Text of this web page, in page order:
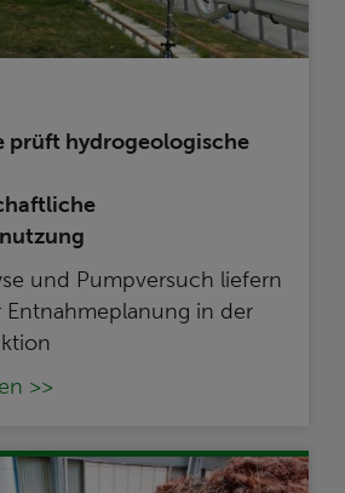
prüft hydrogeologische
und Pumpversuch liefern
Entnahmeplanung in der
>>